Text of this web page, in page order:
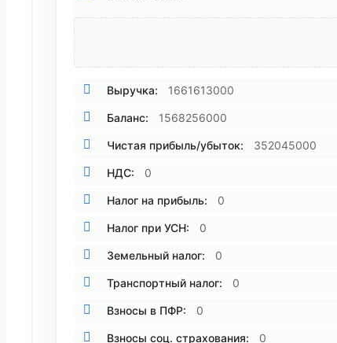
Выручка: 1661613000
Баланс: 1568256000
Чистая прибыль/убыток: 352045000
НДС: 0
Налог на прибыль: 0
Налог при УСН: 0
Земельный налог: 0
Транспортный налог: 0
Взносы в ПФР: 0
Взносы соц. страхования: 0